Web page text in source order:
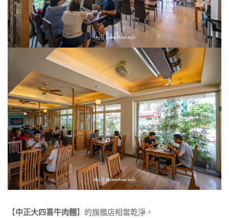
【中正大四喜牛肉麵】的旗艦店相當乾淨，